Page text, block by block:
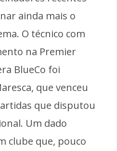
ainda mais o
O técnico com
na Premier
BlueCo foi
que venceu
que disputou
Um dado
clube que, pouco